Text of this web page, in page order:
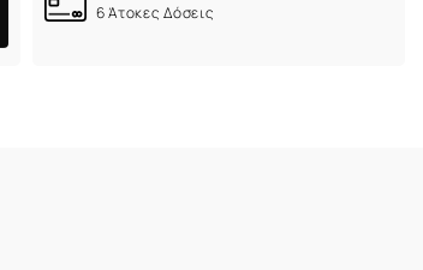
6 Άτοκες Δόσεις